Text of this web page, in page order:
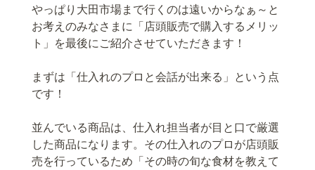
やっぱり大田市場まで行くのは遠いからなぁ～と
お考えのみなさまに「店頭販売で購入するメリッ
ト」を最後にご紹介させていただきます！
まずは「仕入れのプロと会話が出来る」という点
です！
並んでいる商品は、仕入れ担当者が目と口で厳選
した商品になります。その仕入れのプロが店頭販
売を行っているため「その時の旬な食材を教えて